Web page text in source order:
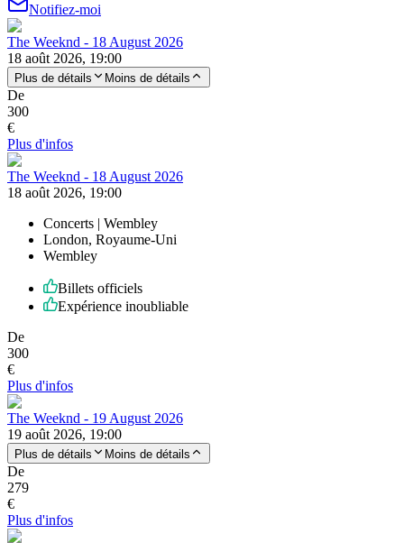
Notifiez-moi
The Weeknd - 18 August 2026
18 août 2026, 19:00
Plus de détails Moins de détails
De
300
€
Plus d'infos
The Weeknd - 18 August 2026
18 août 2026, 19:00
Concerts | Wembley
London, Royaume-Uni
Wembley
Billets officiels
Expérience inoubliable
De
300
€
Plus d'infos
The Weeknd - 19 August 2026
19 août 2026, 19:00
Plus de détails Moins de détails
De
279
€
Plus d'infos